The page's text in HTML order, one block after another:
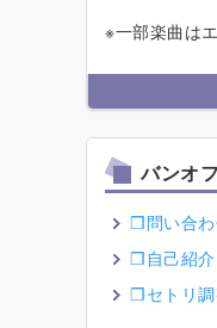
※一部楽曲は
バンオ
❒問い合
❒自己紹
❒セトリ